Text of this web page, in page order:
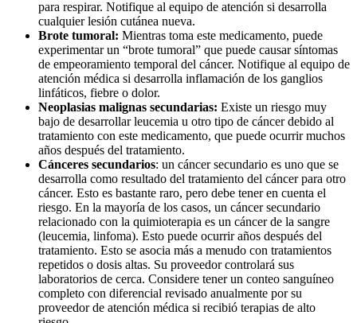
para respirar. Notifique al equipo de atención si desarrolla
cualquier lesión cutánea nueva.
Brote tumoral: Mientras toma este medicamento, puede
experimentar un “brote tumoral” que puede causar síntomas
de empeoramiento temporal del cáncer. Notifique al equipo de
atención médica si desarrolla inflamación de los ganglios
linfáticos, fiebre o dolor.
Neoplasias malignas secundarias: Existe un riesgo muy
bajo de desarrollar leucemia u otro tipo de cáncer debido al
tratamiento con este medicamento, que puede ocurrir muchos
años después del tratamiento.
Cánceres secundarios: un cáncer secundario es uno que se
desarrolla como resultado del tratamiento del cáncer para otro
cáncer. Esto es bastante raro, pero debe tener en cuenta el
riesgo. En la mayoría de los casos, un cáncer secundario
relacionado con la quimioterapia es un cáncer de la sangre
(leucemia, linfoma). Esto puede ocurrir años después del
tratamiento. Esto se asocia más a menudo con tratamientos
repetidos o dosis altas. Su proveedor controlará sus
laboratorios de cerca. Considere tener un conteo sanguíneo
completo con diferencial revisado anualmente por su
proveedor de atención médica si recibió terapias de alto